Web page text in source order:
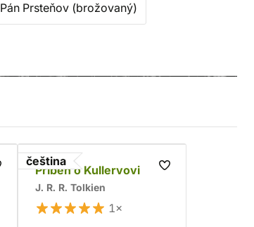
Pán Prsteňov (brožovaný)
čeština
Příběh o Kullervovi
J. R. R. Tolkien
1×